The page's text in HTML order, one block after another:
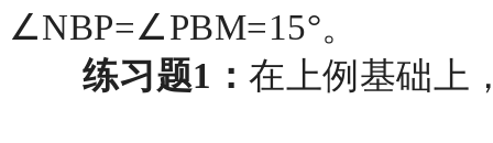
∠NBP=∠PBM=15°。
练习题1：在上例基础上